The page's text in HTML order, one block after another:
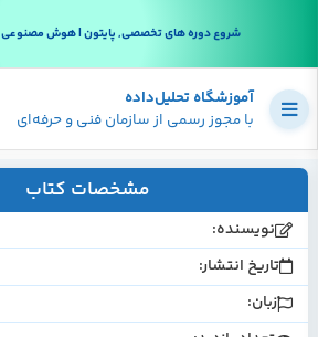
شروع دوره های تخصصی, پایتون | هوش مصنوعی 18 دی
آموزشگاه تحلیل‌داده
با مجوز رسمی از سازمان فنی و حرفه‌ای
مشخصات کتاب
نویسنده:
تاریخ انتشار:
زبان: